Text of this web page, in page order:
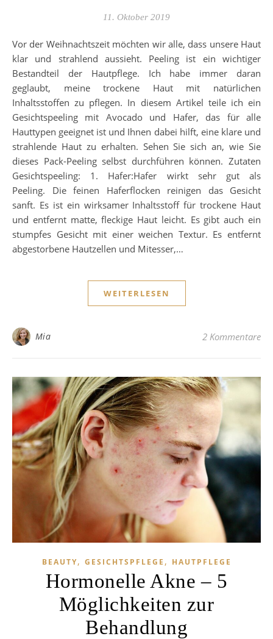
11. Oktober 2019
Vor der Weihnachtszeit möchten wir alle, dass unsere Haut
klar und strahlend aussieht. Peeling ist ein wichtiger
Bestandteil der Hautpflege. Ich habe immer daran
geglaubt, meine trockene Haut mit natürlichen
Inhaltsstoffen zu pflegen. In diesem Artikel teile ich ein
Gesichtspeeling mit Avocado und Hafer, das für alle
Hauttypen geeignet ist und Ihnen dabei hilft, eine klare und
strahlende Haut zu erhalten. Sehen Sie sich an, wie Sie
dieses Pack-Peeling selbst durchführen können. Zutaten
Gesichtspeeling: 1. Hafer:Hafer wirkt sehr gut als
Peeling. Die feinen Haferflocken reinigen das Gesicht
sanft. Es ist ein wirksamer Inhaltsstoff für trockene Haut
und entfernt matte, fleckige Haut leicht. Es gibt auch ein
stumpfes Gesicht mit einer weichen Textur. Es entfernt
abgestorbene Hautzellen und Mitesser,…
WEITERLESEN
Mia 2 Kommentare
BEAUTY, GESICHTSPFLEGE , HAUTPFLEGE
Hormonelle Akne – 5
Möglichkeiten zur
Behandlung